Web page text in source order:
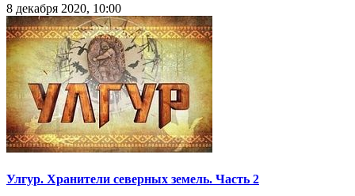
8 декабря 2020, 10:00
Улгур. Хранители северных земель. Часть 2